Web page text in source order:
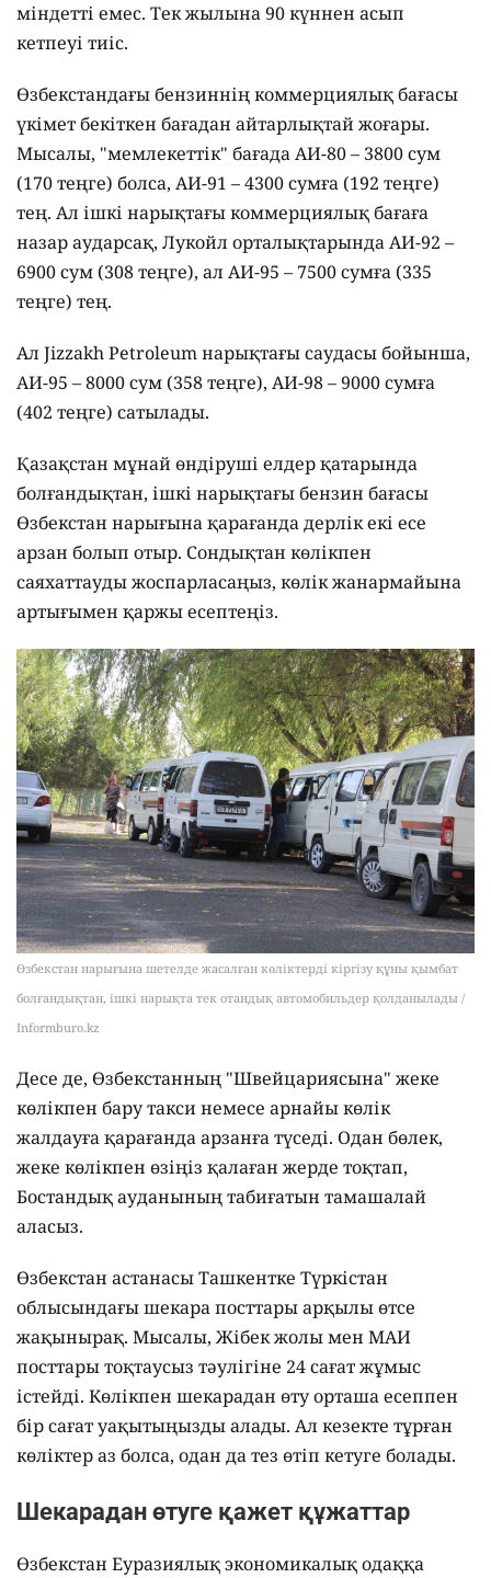
міндетті емес. Тек жылына 90 күннен асып
кетпеуі тиіс.
Өзбекстандағы бензиннің коммерциялық бағасы
үкімет бекіткен бағадан айтарлықтай жоғары.
Мысалы, "мемлекеттік" бағада АИ-80 – 3800 сум
(170 теңге) болса, АИ-91 – 4300 сумға (192 теңге)
тең. Ал ішкі нарықтағы коммерциялық бағаға
назар аударсақ, Лукойл орталықтарында АИ-92 –
6900 сум (308 теңге), ал АИ-95 – 7500 сумға (335
теңге) тең.
Ал Jizzakh Petroleum нарықтағы саудасы бойынша,
АИ-95 – 8000 сум (358 теңге), АИ-98 – 9000 сумға
(402 теңге) сатылады.
Қазақстан мұнай өндіруші елдер қатарында
болғандықтан, ішкі нарықтағы бензин бағасы
Өзбекстан нарығына қарағанда дерлік екі есе
арзан болып отыр. Сондықтан көлікпен
саяхаттауды жоспарласаңыз, көлік жанармайына
артығымен қаржы есептеңіз.
Өзбекстан нарығына шетелде жасалған көліктерді кіргізу құны қымбат
болғандықтан, ішкі нарықта тек отандық автомобильдер қолданылады /
Informburo.kz
Десе де, Өзбекстанның "Швейцариясына" жеке
көлікпен бару такси немесе арнайы көлік
жалдауға қарағанда арзанға түседі. Одан бөлек,
жеке көлікпен өзіңіз қалаған жерде тоқтап,
Бостандық ауданының табиғатын тамашалай
аласыз.
Өзбекстан астанасы Ташкентке Түркістан
облысындағы шекара посттары арқылы өтсе
жақынырақ. Мысалы, Жібек жолы мен МАИ
посттары тоқтаусыз тәулігіне 24 сағат жұмыс
істейді. Көлікпен шекарадан өту орташа есеппен
бір сағат уақытыңызды алады. Ал кезекте тұрған
көліктер аз болса, одан да тез өтіп кетуге болады.
Шекарадан өтуге қажет құжаттар
Өзбекстан Еуразиялық экономикалық одаққа